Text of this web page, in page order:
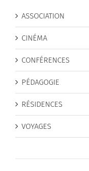
ASSOCIATION
CINÉMA
CONFÉRENCES
PÉDAGOGIE
RÉSIDENCES
VOYAGES